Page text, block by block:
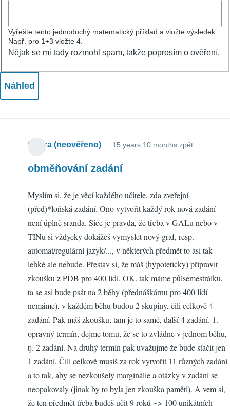
Vyřešte tento jednoduchý matematický příklad a vložte výsledek.
Např. pro 1+3 vložte 4.
Nějak se mi tady rozmohl spam, takže poprosím o ověření.
Ondra (neověřeno) 15 years 10 months zpět
obměňování zadání
Myslím si, že je věcí každého učitele, zda zveřejní
(před)*loňská zadání. Ono vytvořit každý rok nová zadání
není úplně sranda. Sice je pravda, že třeba v GALu nebo v
TINu si vždycky dokážeš vymyslet nový graf, resp.
automat/regulární jazyk/..., v některých předmět to asi tak
lehké ale nebude. Přestav si, že máš (hypoteticky) připravit
zkoušku z PDB pro 400 lidí. OK. tak máme půlsemestrálku,
ta se asi bude psát na 2 běhy (přednáškárnu pro 400 lidí
nemáme), v každém běhu budou 2 skupiny, čili celkově 4
zadání. Pak máš zkoušku, tam je to samé, další 4 zadání. 1.
opravný termín, dejme tomu, že se to zvládne v jednom běhu,
tj. 2 zadání. Na druhý termín pak uvažujme že bude stačit jen
1 zadání. Čili celkově musíš za rok vytvořit 11 různých zadání
a to tak, aby se nezkoušely marginálie a otázky v zadání se
neopakovaly (jinak by to byla jen zkouška paměti). A vem si,
že ten předmět třeba budeš učit 9 roků ~> 100 unikátních